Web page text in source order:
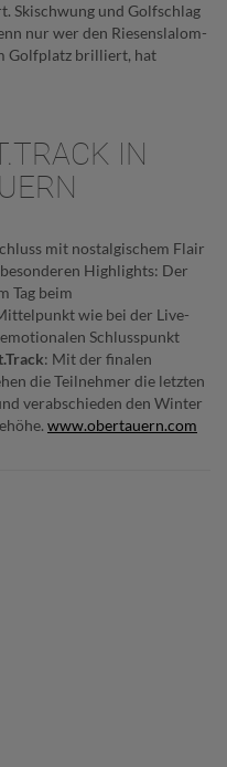
Skischwung und Golfschlag
nur wer den Riesenslalom-
Golfplatz brilliert, hat
IN
mit nostalgischem Flair
Highlights: Der
Tag beim
wie bei der Live-
Schlusspunkt
: Mit der finalen
die Teilnehmer die letzten
verabschieden den Winter
www.obertauern.com